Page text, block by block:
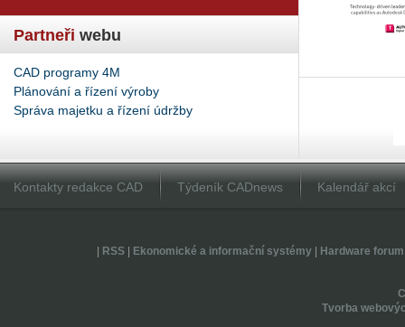
Partneři webu
CAD programy 4M
Plánování a řízení výroby
Správa majetku a řízení údržby
Kontakty redakce CAD Týdeník CADnews Kalendář akcí
RSS| Ekonomické a informační systémy| Hardware forum
Tvorba